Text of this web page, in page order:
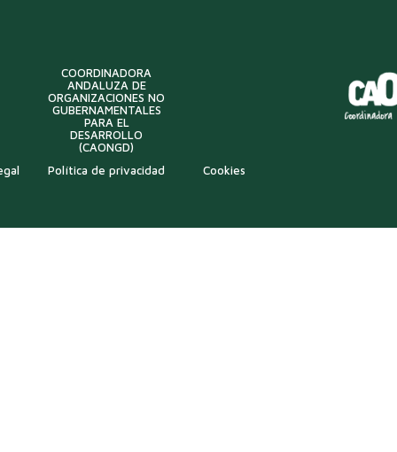
COORDINADORA
ANDALUZA DE
ORGANIZACIONES NO
GUBERNAMENTALES
PARA EL
DESARROLLO
(CAONGD)
Política de privacidad Cookies